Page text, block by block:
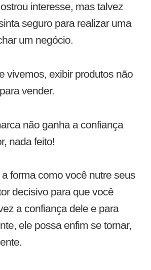
interesse, mas talvez
seguro para realizar uma
um negócio.
vivemos, exibir produtos não
vender.
não ganha a confiança
nada feito!
forma como você nutre seus
decisivo para que você
a confiança dele e para
ele possa enfim se tornar,